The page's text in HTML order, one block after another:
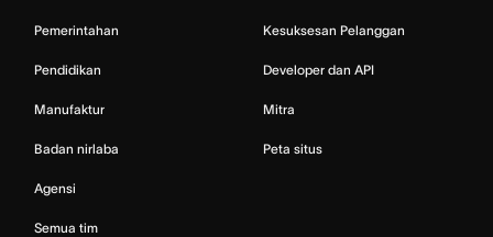
Pemerintahan
Pendidikan
Manufaktur
Badan nirlaba
Agensi
Semua tim
Kesuksesan Pelanggan
Developer dan API
Mitra
Peta situs